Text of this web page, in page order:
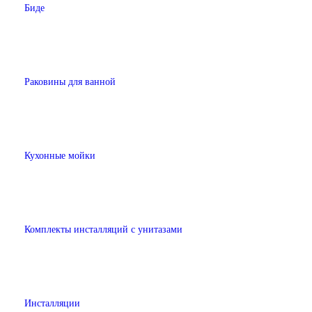
Биде
Раковины для ванной
Кухонные мойки
Комплекты инсталляций с унитазами
Инсталляции